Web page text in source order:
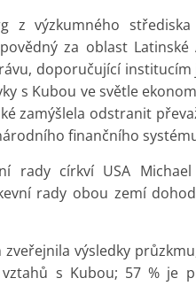
z výzkumného
za oblast
doporučující
s Kubou ve světle
zamýšlela odstranit
finančního
rady církví USA
rady obou zemí
výsledky
s Kubou; 57 % je